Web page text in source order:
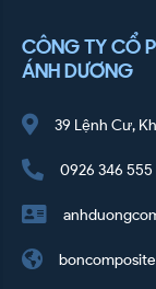
CÔNG TY CỔ
ÁNH DƯƠNG
39 Lệnh Cư,
0926 346 555